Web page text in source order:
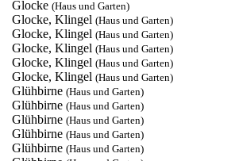
Glocke (Haus und Garten)
Glocke, Klingel (Haus und Garten)
Glocke, Klingel (Haus und Garten)
Glocke, Klingel (Haus und Garten)
Glocke, Klingel (Haus und Garten)
Glocke, Klingel (Haus und Garten)
Glühbirne (Haus und Garten)
Glühbirne (Haus und Garten)
Glühbirne (Haus und Garten)
Glühbirne (Haus und Garten)
Glühbirne (Haus und Garten)